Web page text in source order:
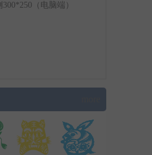
300*250（电脑端）